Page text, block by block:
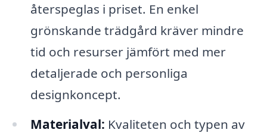
återspeglas i priset. En enkel
grönskande trädgård kräver mindre
tid och resurser jämfört med mer
detaljerade och personliga
designkoncept.
Materialval: Kvaliteten och typen av